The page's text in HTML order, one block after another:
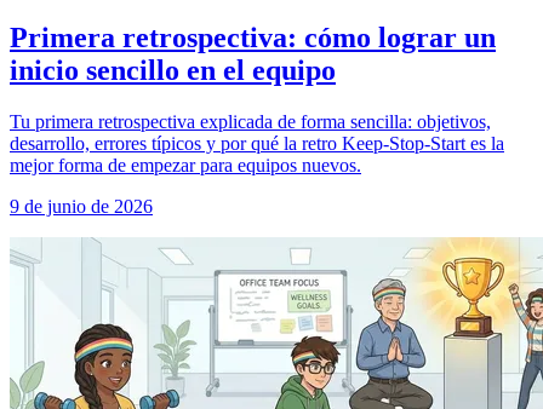
Primera retrospectiva: cómo lograr un
inicio sencillo en el equipo
Tu primera retrospectiva explicada de forma sencilla: objetivos,
desarrollo, errores típicos y por qué la retro Keep-Stop-Start es la
mejor forma de empezar para equipos nuevos.
9 de junio de 2026